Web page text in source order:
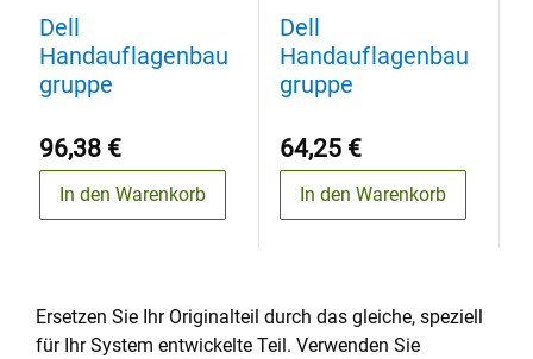
Dell
Handauflagenbau
gruppe
96,38 €
In den Warenkorb
Dell
Handauflagenbau
gruppe
64,25 €
In den Warenkorb
Ersetzen Sie Ihr Originalteil durch das gleiche, speziell
für Ihr System entwickelte Teil. Verwenden Sie